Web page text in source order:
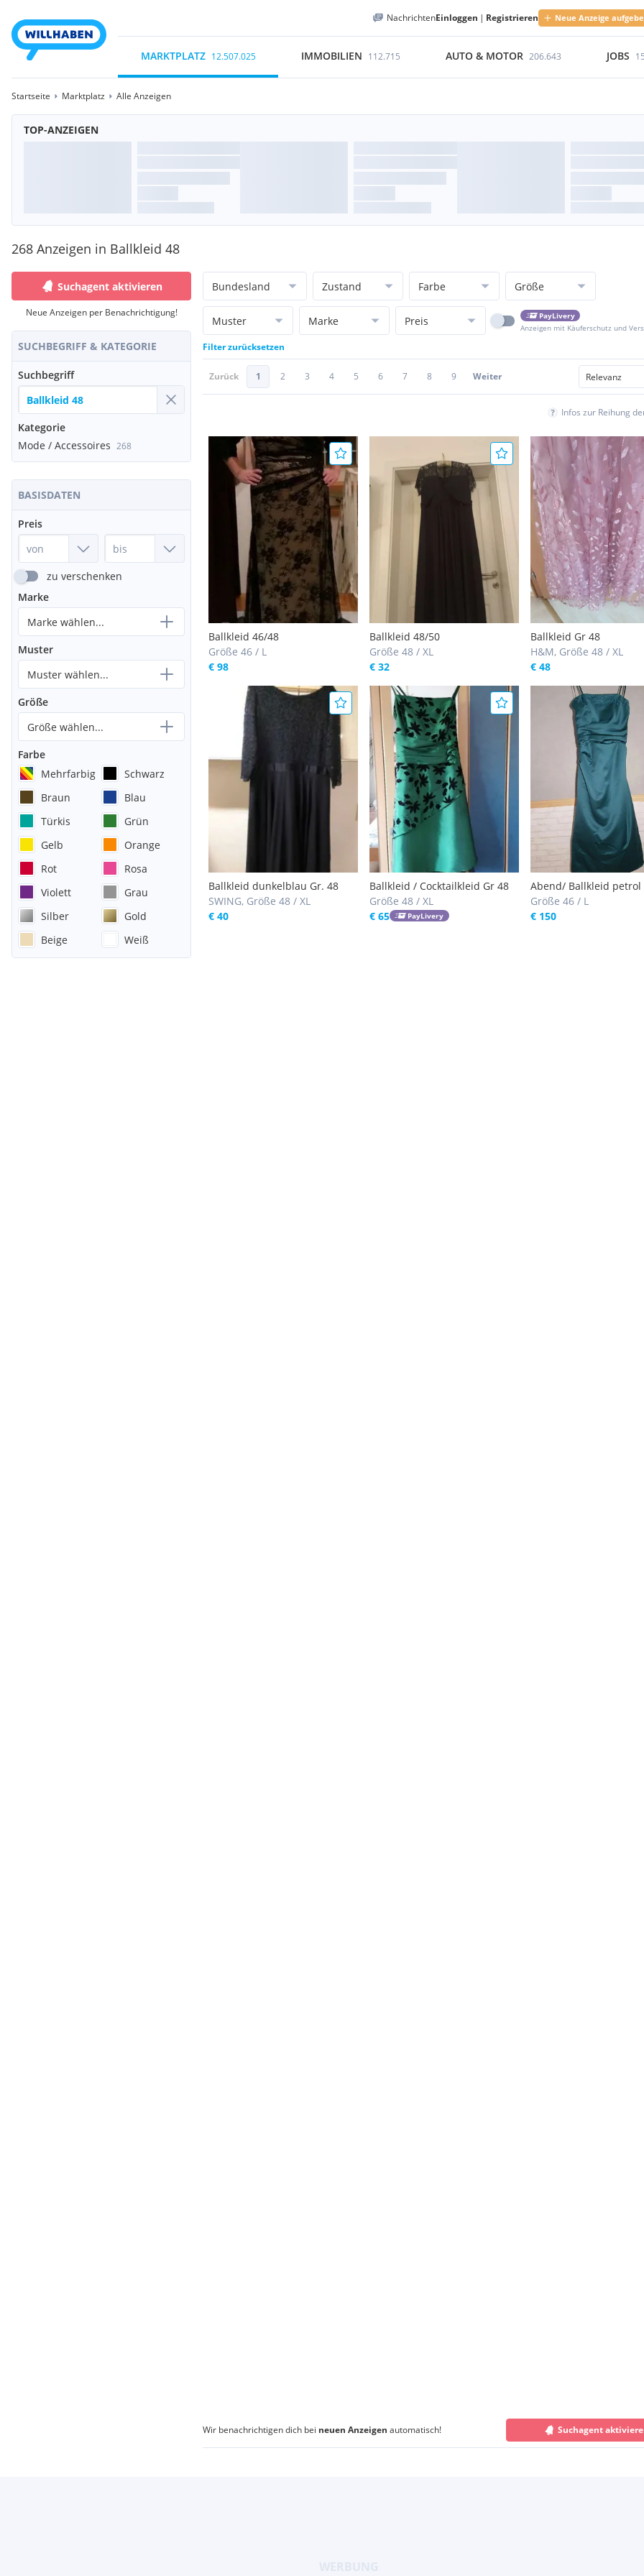
NachrichtenEinloggen | Registrieren Neue Anzeige
MARKTPLATZ 12.507.025 IMMOBILIEN 112.715 AUTO & MOTOR 206.643 JOBS
Startseite Marktplatz Alle Anzeigen
TOP-ANZEIGEN
268 Anzeigen in Ballkleid 48
Suchagent aktivieren
Neue Anzeigen per Benachrichtigung!
SUCHBEGRIFF & KATEGORIE
Suchbegriff
Kategorie
Mode / Accessoires 268
BASISDATEN
Preis
zu verschenken
Marke
Marke wählen...
Muster
Muster wählen...
Größe
Größe wählen...
Farbe
Mehrfarbig
Schwarz
Braun
Blau
Türkis
Grün
Gelb
Orange
Rot
Rosa
Violett
Grau
Silber
Gold
Beige
Weiß
Bundesland Zustand Farbe Größe
Muster Marke Preis
PayLivery
Anzeigen mit Käuferschutz und
Filter zurücksetzen
Zurück 1 2 3 4 5 6 7 8 9 Weiter
Infos zur Reihung
Ballkleid 46/48
Größe 46 / L
€ 98
Ballkleid 48/50
Größe 48 / XL
€ 32
Ballkleid Gr 48
H&M, Größe 48 / XL
€ 48
Ballkleid dunkelblau Gr. 48
SWING, Größe 48 / XL
€ 40
Ballkleid / Cocktailkleid Gr 48
Größe 48 / XL
€ 65
PayLivery
Abend/ Ballkleid petrol
Größe 46 / L
€ 150
Wir benachrichtigen dich bei neuen Anzeigen automatisch! Suchagent